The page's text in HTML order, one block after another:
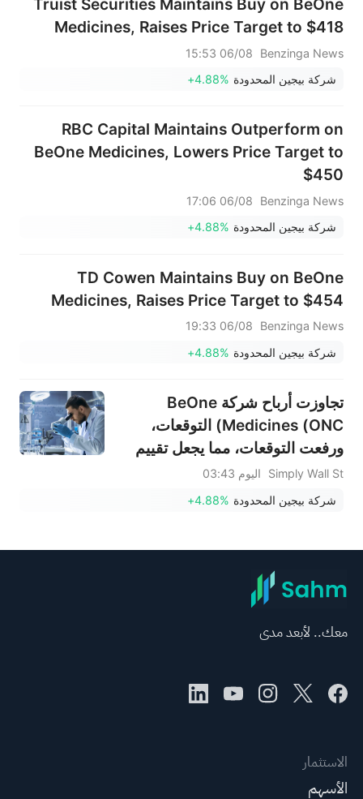
Truist Securities Maintains Buy on BeOne
Medicines, Raises Price Target to $418
Benzinga News
06/08 15:53
شركة بيجين المحدودة +4.88%
RBC Capital Maintains Outperform on
BeOne Medicines, Lowers Price Target to
$450
Benzinga News
06/08 17:06
شركة بيجين المحدودة +4.88%
TD Cowen Maintains Buy on BeOne
Medicines, Raises Price Target to $454
Benzinga News
06/08 19:33
شركة بيجين المحدودة +4.88%
تجاوزت أرباح شركة BeOne
Medicines (ONC) التوقعات،
ورفعت التوقعات، مما يجعل تقييم
الشركة محط أنظار المستثمرين.
Simply Wall St
اليوم 03:43
شركة بيجين المحدودة +4.88%
معك.. لأبعد مدى
الاستثمار
الأسهم